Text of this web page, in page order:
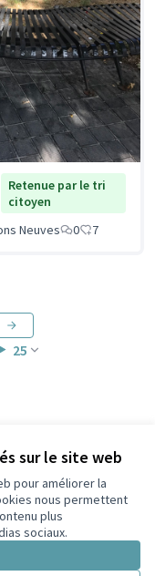
sur le site web
pour améliorer la
nous permettent
plus
sociaux.
Retenue par le tri
citoyen
Neuves
0 7
25